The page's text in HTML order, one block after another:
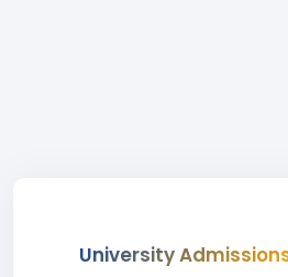
University